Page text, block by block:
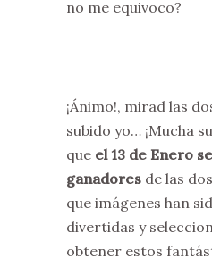
no me equivoco?
¡Ánimo!, mirad las
subido yo… ¡Mucha
que el 13 de Enero
ganadores de las
que imágenes han
divertidas y
obtener estos